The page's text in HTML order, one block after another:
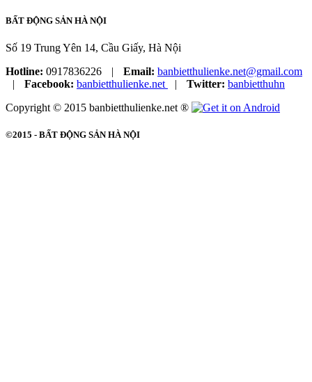
BẤT ĐỘNG SẢN HÀ NỘI
Số 19 Trung Yên 14, Cầu Giấy, Hà Nội
Hotline: 0917836226 | Email: banbietthulienke.net@gmail.com
|
Facebook: banbietthulienke.net | Twitter: banbietthuhn
Copyright © 2015 banbietthulienke.net ®
©2015 - BẤT ĐỘNG SẢN HÀ NỘI